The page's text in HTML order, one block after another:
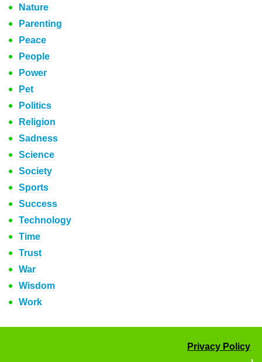
Nature
Parenting
Peace
People
Power
Pet
Politics
Religion
Sadness
Science
Society
Sports
Success
Technology
Time
Trust
War
Wisdom
Work
Privacy Policy